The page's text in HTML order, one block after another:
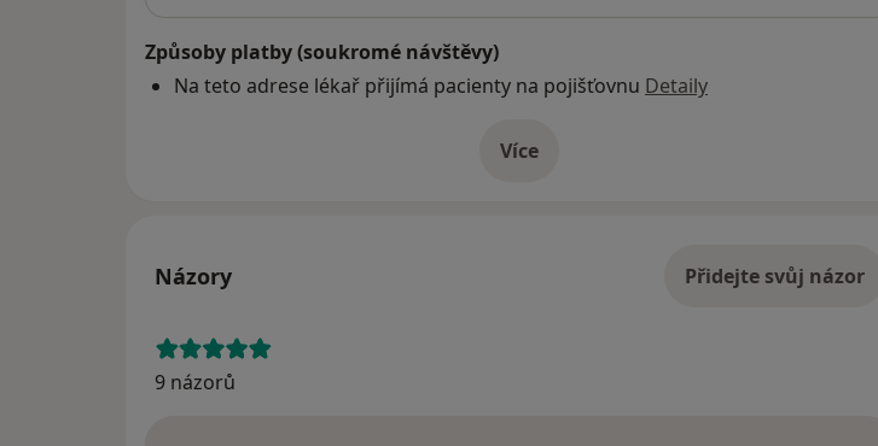
Způsoby platby (soukromé návštěvy)
Na teto adrese lékař přijímá pacienty na pojišťovnu Detaily
Víceo adrese
Názory Přidejte svůj názor
9 názorů